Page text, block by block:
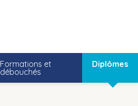
Formations et
débouchés
Diplômes